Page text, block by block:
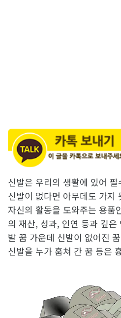
신발은 우리의 생활에 있어
신발이 없다면 아무데도 가지
자신의 활동을 도와주는 용품
의 재산, 성과, 인연 등과 깊은
발 꿈 가운데 신발이 없어진
신발을 누가 훔쳐 간 꿈 등은